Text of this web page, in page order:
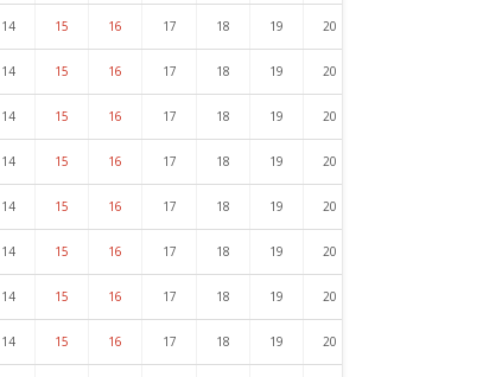
14 15 16 17 18 19 20
14 15 16 17 18 19 20
14 15 16 17 18 19 20
14 15 16 17 18 19 20
14 15 16 17 18 19 20
14 15 16 17 18 19 20
14 15 16 17 18 19 20
14 15 16 17 18 19 20